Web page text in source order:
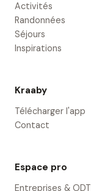
Activités
Randonnées
Séjours
Inspirations
Kraaby
Télécharger l'app
Contact
Espace pro
Entreprises & ODT